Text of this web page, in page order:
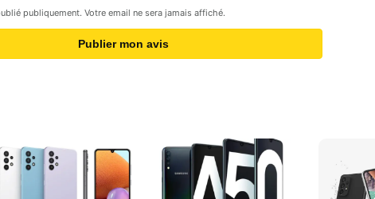
publiquement. Votre email ne sera jamais affiché.
Publier mon avis